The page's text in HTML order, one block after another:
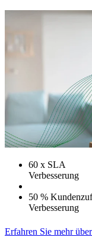
60 x SLA
Verbesserung
50 %
Verbesserung
Erfahren Sie mehr